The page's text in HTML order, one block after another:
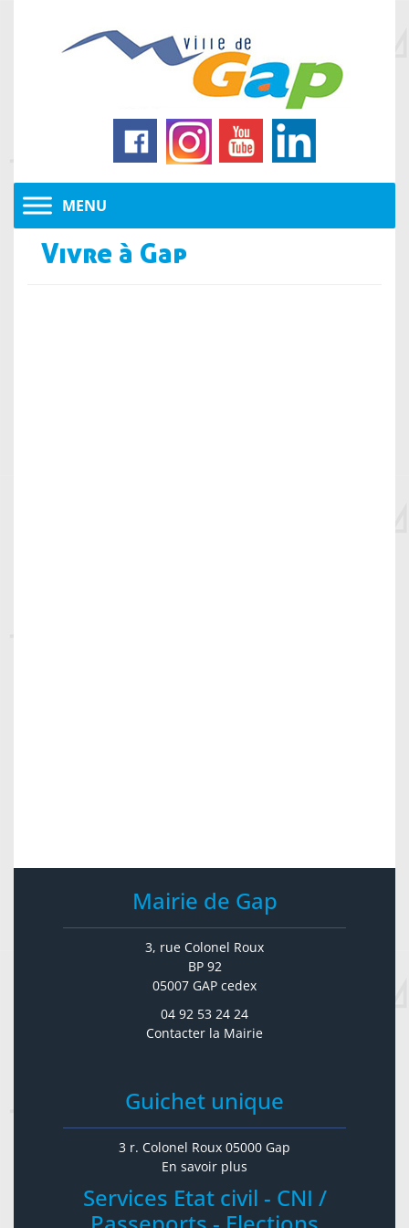
Vivre à Gap
Mairie de Gap
3, rue Colonel Roux
BP 92
05007 GAP cedex
04 92 53 24 24
Contacter la Mairie
Guichet unique
3 r. Colonel Roux 05000 Gap
En savoir plus
Services Etat civil - CNI /